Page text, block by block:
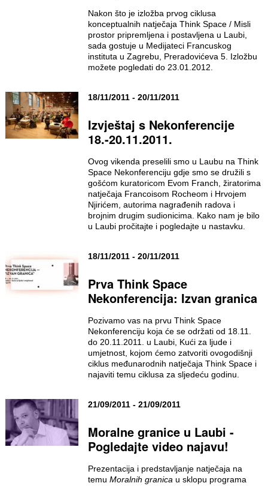
Nakon što je izložba prvog ciklusa
konceptualnih natječaja Think Space / Misli
prostor pripremljena i postavljena u Laubi,
sada gostuje u Medijateci Francuskog
instituta u Zagrebu, Preradovićeva 5. Izložbu
možete pogledati do 23.01.2012.
18/11/2011 - 20/11/2011
Izvještaj s Nekonferencije
18.-20.11.2011.
Ovog vikenda preselili smo u Laubu na Think
Space Nekonferenciju gdje smo se družili s
gošćom kuratoricom Evom Franch, žiratorima
natječaja Francoisom Rocheom i Hrvojem
Njirićem, autorima nagrađenih radova i
brojnim drugim sudionicima. Kako nam je bilo
u Laubi pročitajte i pogledajte u nastavku.
18/11/2011 - 20/11/2011
Prva Think Space
Nekonferencija: Izvan granica
Pozivamo vas na prvu Think Space
Nekonferenciju koja će se održati od 18.11.
do 20.11.2011. u Laubi, Kući za ljude i
umjetnost, kojom ćemo zatvoriti ovogodišnji
ciklus međunarodnih natječaja Think Space i
najaviti temu ciklusa za sljedeću godinu.
21/09/2011 - 21/09/2011
Moralne granice u Laubi -
Pogledajte video najavu!
Prezentacija i predstavljanje natječaja na
temu Moralnih granica u sklopu programa